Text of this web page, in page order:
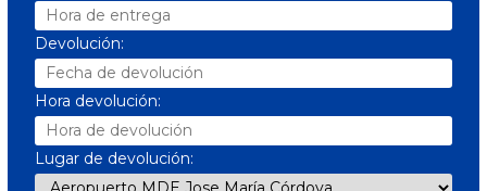
Devolución:
Hora devolución:
Lugar de devolución: